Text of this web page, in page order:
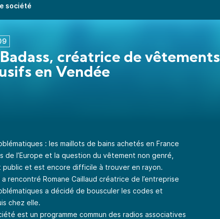
société
créatrice de vêtements
en Vendée
: les maillots de bains achetés en France
l’Europe et la question du vêtement non genré,
public et est encore difficile à trouver en rayon.
rencontré Romane Caillaud créatrice de l’entreprise
a décidé de bousculer les codes et
chez elle.
est un programme commun des radios associatives